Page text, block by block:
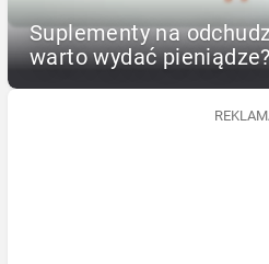
Suplementy na
warto wydać